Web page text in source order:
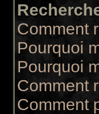
Comment
Pourquoi
Pourquoi
Comment
Comment